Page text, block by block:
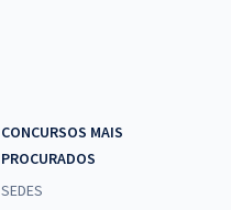
CONCURSOS MAIS
PROCURADOS
SEDES